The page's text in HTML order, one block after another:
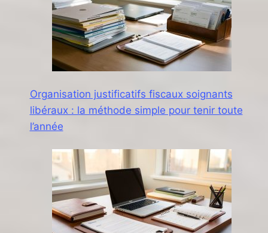
Organisation justificatifs fiscaux soignants
libéraux : la méthode simple pour tenir toute
l’année